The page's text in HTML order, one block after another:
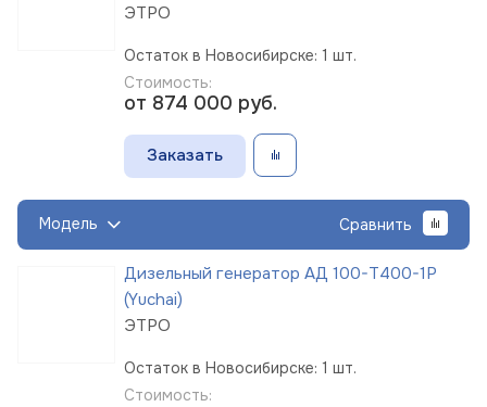
ЭТРО
Остаток в Новосибирске: 1 шт.
Стоимость:
от 874 000 руб.
Заказать
Модель Сравнить
Дизельный генератор АД 100-Т400-1Р
(Yuchai)
ЭТРО
Остаток в Новосибирске: 1 шт.
Стоимость: